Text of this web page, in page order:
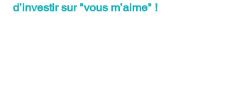
d’investir sur "vous m’aime" !